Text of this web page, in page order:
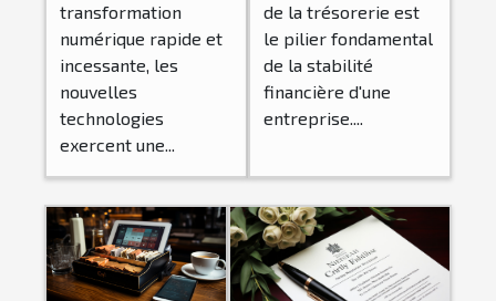
dynamique
des
entreprises
transformation
numérique rapide et
incessante, les
nouvelles
technologies
exercent une...
gestion de la
trésorerie de
votre
entreprise ?
de la trésorerie est
le pilier fondamental
de la stabilité
financière d'une
entreprise....